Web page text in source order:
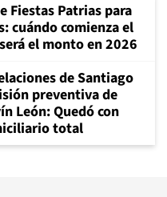
Fiestas Patrias para
cuándo comienza el
el monto en 2026
de Santiago
preventiva de
León: Quedó con
total